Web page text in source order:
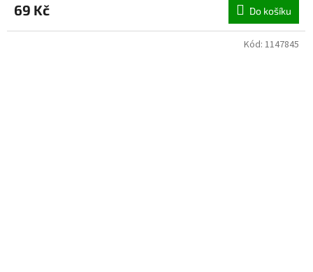
69 Kč Do košíku
Kód: 1147845